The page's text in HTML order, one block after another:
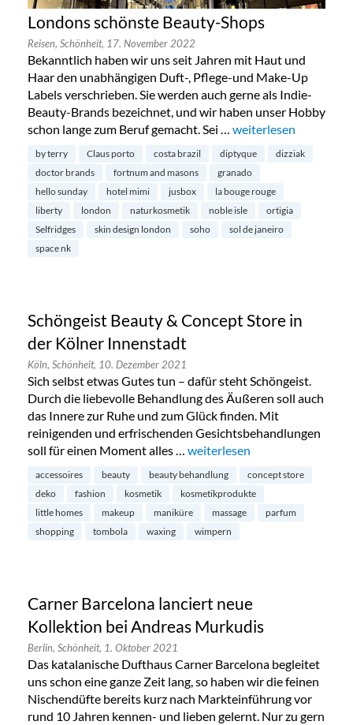
Londons schönste Beauty-Shops
Reisen, Schönheit, 17. November 2022
Bekanntlich haben wir uns seit Jahren mit Haut und
Haar den unabhängigen Duft-, Pflege-und Make-Up
Labels verschrieben. Sie werden auch gerne als Indie-
Beauty-Brands bezeichnet, und wir haben unser Hobby
schon lange zum Beruf gemacht. Sei … „Londons schönste
weiterlesen
by terry Claus porto costa brazil diptyque
dizziak
doctor brands
fortnum and masons
granado
hello sunday
hotel mimi jusbox
la bouge rouge
liberty
london naturkosmetik noble isle
ortigia
Selfridges
skin design london soho
sol de janeiro
space nk
Schöngeist Beauty & Concept Store in
der Kölner Innenstadt
Köln, Schönheit, 10. Dezember 2021
Sich selbst etwas Gutes tun – dafür steht Schöngeist.
Durch die liebevolle Behandlung des Äußeren soll auch
das Innere zur Ruhe und zum Glück finden. Mit
reinigenden und erfrischenden Gesichtsbehandlungen
soll für einen Moment alles … „Schöngeist Beauty &
weiterlesen
accessoires beauty beauty behandlung
concept store
deko
fashion kosmetik
kosmetikprodukte
little homes
makeup maniküre massage
parfum
shopping
tombola waxing wimpern
Carner Barcelona lanciert neue
Kollektion bei Andreas Murkudis
Berlin, Schönheit, 1. Oktober 2021
Das katalanische Dufthaus Carner Barcelona begleitet
uns schon eine ganze Zeit lang, so haben wir die feinen
Nischendüfte bereits kurz nach Markteinführung vor
rund 10 Jahren kennen- und lieben gelernt. Nur zu gern